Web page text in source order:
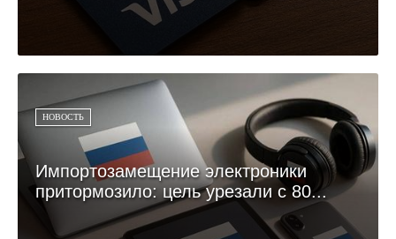
НОВОСТЬ
Импортозамещение электроники
притормозило: цель урезали с 80...